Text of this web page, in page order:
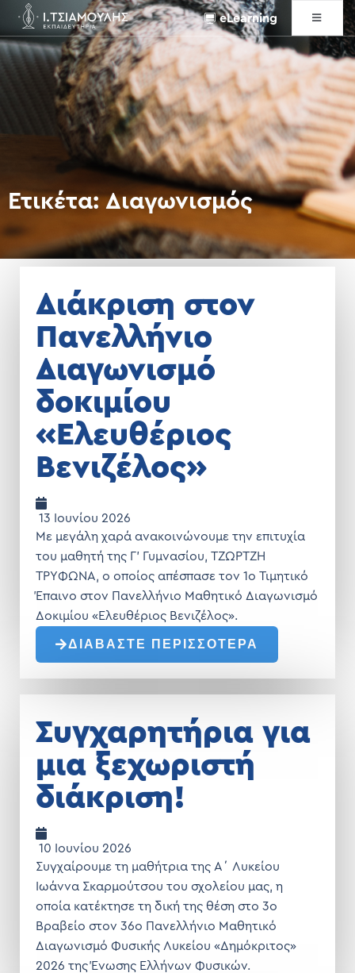
eLearning
Ετικέτα:Διαγωνισμός
Διάκριση στον
Πανελλήνιο
Διαγωνισμό
δοκιμίου
«Ελευθέριος
Βενιζέλος»
13 Ιουνίου 2026
Με μεγάλη χαρά ανακοινώνουμε την επιτυχία
του μαθητή της Γ’ Γυμνασίου, ΤΖΩΡΤΖΗ
ΤΡΥΦΩΝΑ, ο οποίος απέσπασε τον 1o Τιμητικό
Έπαινο στον Πανελλήνιο Μαθητικό Διαγωνισμό
Δοκιμίου «Ελευθέριος Βενιζέλος».
ΔΙΑΒΑΣΤΕ ΠΕΡΙΣΣΟΤΕΡΑ
Συγχαρητήρια για
μια ξεχωριστή
διάκριση!
10 Ιουνίου 2026
Συγχαίρουμε τη μαθήτρια της Α΄ Λυκείου
Ιωάννα Σκαρμούτσου του σχολείου μας, η
οποία κατέκτησε τη δική της θέση στο 3ο
Βραβείο στον 36ο Πανελλήνιο Μαθητικό
Διαγωνισμό Φυσικής Λυκείου «Δημόκριτος»
2026 της Ένωσης Ελλήνων Φυσικών.